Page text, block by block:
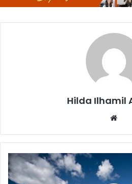
Hilda Ilhamil
Ingin
Tetap
Kerja